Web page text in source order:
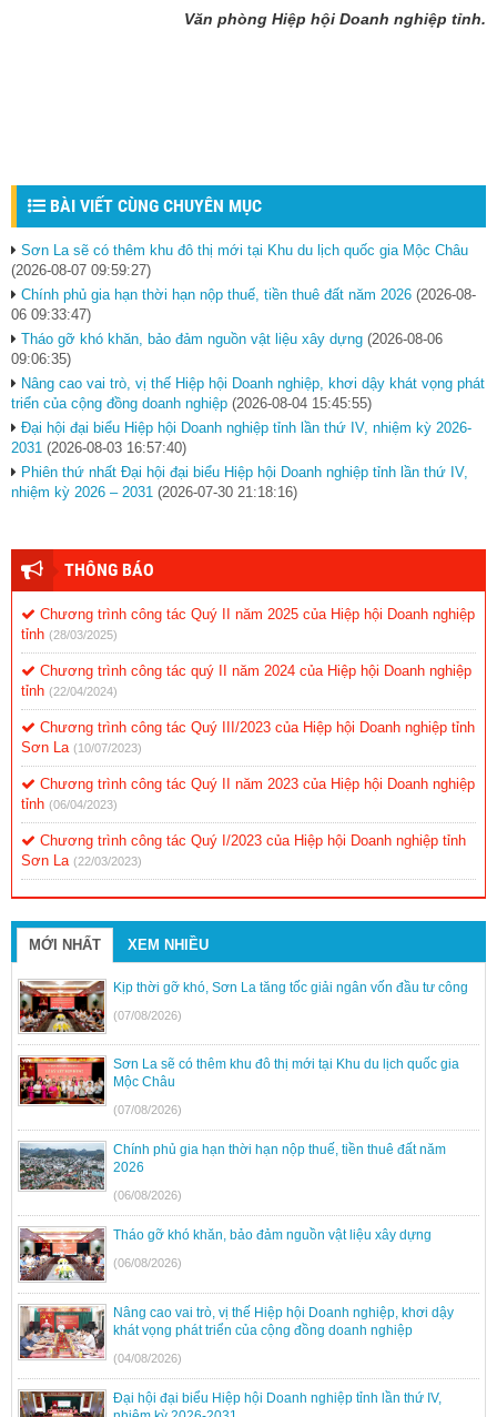
Văn phòng Hiệp hội Doanh nghiệp tỉnh.
BÀI VIẾT CÙNG CHUYÊN MỤC
Sơn La sẽ có thêm khu đô thị mới tại Khu du lịch quốc gia Mộc Châu
(2026-08-07 09:59:27)
Chính phủ gia hạn thời hạn nộp thuế, tiền thuê đất năm 2026 (2026-08-
06 09:33:47)
Tháo gỡ khó khăn, bảo đảm nguồn vật liệu xây dựng (2026-08-06
09:06:35)
Nâng cao vai trò, vị thế Hiệp hội Doanh nghiệp, khơi dậy khát vọng phát
triển của cộng đồng doanh nghiệp (2026-08-04 15:45:55)
Đại hội đại biểu Hiệp hội Doanh nghiệp tỉnh lần thứ IV, nhiệm kỳ 2026-
2031 (2026-08-03 16:57:40)
Phiên thứ nhất Đại hội đại biểu Hiệp hội Doanh nghiệp tỉnh lần thứ IV,
nhiệm kỳ 2026 – 2031 (2026-07-30 21:18:16)
THÔNG BÁO
Chương trình công tác Quý II năm 2025 của Hiệp hội Doanh nghiệp
tỉnh (28/03/2025)
Chương trình công tác quý II năm 2024 của Hiệp hội Doanh nghiệp
tỉnh (22/04/2024)
Chương trình công tác Quý III/2023 của Hiệp hội Doanh nghiệp tỉnh
Sơn La (10/07/2023)
Chương trình công tác Quý II năm 2023 của Hiệp hội Doanh nghiệp
tỉnh (06/04/2023)
Chương trình công tác Quý I/2023 của Hiệp hội Doanh nghiệp tỉnh
Sơn La (22/03/2023)
MỚI NHẤT XEM NHIỀU
Kịp thời gỡ khó, Sơn La tăng tốc giải ngân vốn đầu tư công
(07/08/2026)
Sơn La sẽ có thêm khu đô thị mới tại Khu du lịch quốc gia
Mộc Châu
(07/08/2026)
Chính phủ gia hạn thời hạn nộp thuế, tiền thuê đất năm
2026
(06/08/2026)
Tháo gỡ khó khăn, bảo đảm nguồn vật liệu xây dựng
(06/08/2026)
Nâng cao vai trò, vị thế Hiệp hội Doanh nghiệp, khơi dậy
khát vọng phát triển của cộng đồng doanh nghiệp
(04/08/2026)
Đại hội đại biểu Hiệp hội Doanh nghiệp tỉnh lần thứ IV,